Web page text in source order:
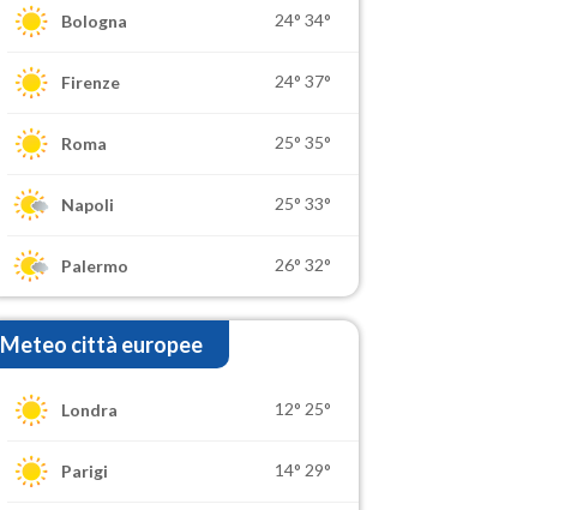
Bologna 24° 34°
Firenze 24° 37°
Roma 25° 35°
Napoli 25° 33°
Palermo 26° 32°
Meteo città europee
Londra 12° 25°
Parigi 14° 29°